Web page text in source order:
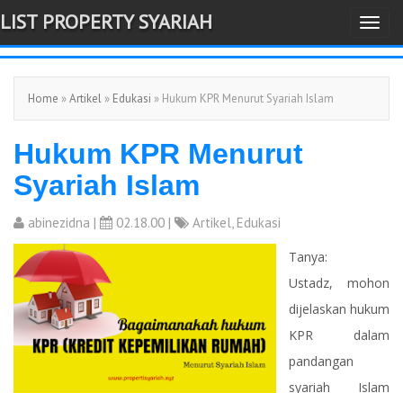
-->
T
o
g
l
t
i
LIST PROPERTY SYARIAH
Home »Artikel » Edukasi » Hukum KPR Menurut Syariah Islam
Hukum KPR Menurut
Syariah Islam
abinezidna | 02.18.00 | Artikel, Edukasi
Tanya:
Ustadz, mohon
dijelaskan hukum
KPR dalam
pandangan
syariah Islam